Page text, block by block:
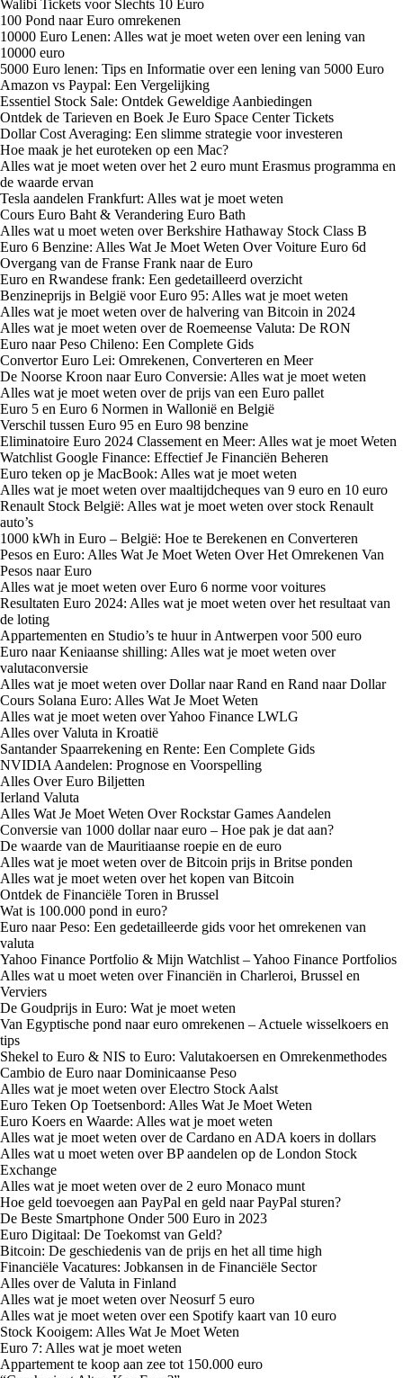
Walibi Tickets voor Slechts 10 Euro
100 Pond naar Euro omrekenen
10000 Euro Lenen: Alles wat je moet weten over een lening van
10000 euro
5000 Euro lenen: Tips en Informatie over een lening van 5000 Euro
Amazon vs Paypal: Een Vergelijking
Essentiel Stock Sale: Ontdek Geweldige Aanbiedingen
Ontdek de Tarieven en Boek Je Euro Space Center Tickets
Dollar Cost Averaging: Een slimme strategie voor investeren
Hoe maak je het euroteken op een Mac?
Alles wat je moet weten over het 2 euro munt Erasmus programma en
de waarde ervan
Tesla aandelen Frankfurt: Alles wat je moet weten
Cours Euro Baht & Verandering Euro Bath
Alles wat u moet weten over Berkshire Hathaway Stock Class B
Euro 6 Benzine: Alles Wat Je Moet Weten Over Voiture Euro 6d
Overgang van de Franse Frank naar de Euro
Euro en Rwandese frank: Een gedetailleerd overzicht
Benzineprijs in België voor Euro 95: Alles wat je moet weten
Alles wat je moet weten over de halvering van Bitcoin in 2024
Alles wat je moet weten over de Roemeense Valuta: De RON
Euro naar Peso Chileno: Een Complete Gids
Convertor Euro Lei: Omrekenen, Converteren en Meer
De Noorse Kroon naar Euro Conversie: Alles wat je moet weten
Alles wat je moet weten over de prijs van een Euro pallet
Euro 5 en Euro 6 Normen in Wallonië en België
Verschil tussen Euro 95 en Euro 98 benzine
Eliminatoire Euro 2024 Classement en Meer: Alles wat je moet Weten
Watchlist Google Finance: Effectief Je Financiën Beheren
Euro teken op je MacBook: Alles wat je moet weten
Alles wat je moet weten over maaltijdcheques van 9 euro en 10 euro
Renault Stock België: Alles wat je moet weten over stock Renault
auto’s
1000 kWh in Euro – België: Hoe te Berekenen en Converteren
Pesos en Euro: Alles Wat Je Moet Weten Over Het Omrekenen Van
Pesos naar Euro
Alles wat je moet weten over Euro 6 norme voor voitures
Resultaten Euro 2024: Alles wat je moet weten over het resultaat van
de loting
Appartementen en Studio’s te huur in Antwerpen voor 500 euro
Euro naar Keniaanse shilling: Alles wat je moet weten over
valutaconversie
Alles wat je moet weten over Dollar naar Rand en Rand naar Dollar
Cours Solana Euro: Alles Wat Je Moet Weten
Alles wat je moet weten over Yahoo Finance LWLG
Alles over Valuta in Kroatië
Santander Spaarrekening en Rente: Een Complete Gids
NVIDIA Aandelen: Prognose en Voorspelling
Alles Over Euro Biljetten
Ierland Valuta
Alles Wat Je Moet Weten Over Rockstar Games Aandelen
Conversie van 1000 dollar naar euro – Hoe pak je dat aan?
De waarde van de Mauritiaanse roepie en de euro
Alles wat je moet weten over de Bitcoin prijs in Britse ponden
Alles wat je moet weten over het kopen van Bitcoin
Ontdek de Financiële Toren in Brussel
Wat is 100.000 pond in euro?
Euro naar Peso: Een gedetailleerde gids voor het omrekenen van
valuta
Yahoo Finance Portfolio & Mijn Watchlist – Yahoo Finance Portfolios
Alles wat u moet weten over Financiën in Charleroi, Brussel en
Verviers
De Goudprijs in Euro: Wat je moet weten
Van Egyptische pond naar euro omrekenen – Actuele wisselkoers en
tips
Shekel to Euro & NIS to Euro: Valutakoersen en Omrekenmethodes
Cambio de Euro naar Dominicaanse Peso
Alles wat je moet weten over Electro Stock Aalst
Euro Teken Op Toetsenbord: Alles Wat Je Moet Weten
Euro Koers en Waarde: Alles wat je moet weten
Alles wat je moet weten over de Cardano en ADA koers in dollars
Alles wat u moet weten over BP aandelen op de London Stock
Exchange
Alles wat je moet weten over de 2 euro Monaco munt
Hoe geld toevoegen aan PayPal en geld naar PayPal sturen?
De Beste Smartphone Onder 500 Euro in 2023
Euro Digitaal: De Toekomst van Geld?
Bitcoin: De geschiedenis van de prijs en het all time high
Financiële Vacatures: Jobkansen in de Financiële Sector
Alles over de Valuta in Finland
Alles wat je moet weten over Neosurf 5 euro
Alles wat je moet weten over een Spotify kaart van 10 euro
Stock Kooigem: Alles Wat Je Moet Weten
Euro 7: Alles wat je moet weten
Appartement te koop aan zee tot 150.000 euro